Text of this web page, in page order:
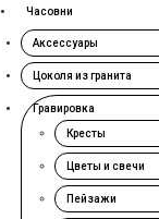
Часовни
Аксессуары
Цоколя из гранита
Гравировка
Кресты
Цветы и свечи
Пейзажи